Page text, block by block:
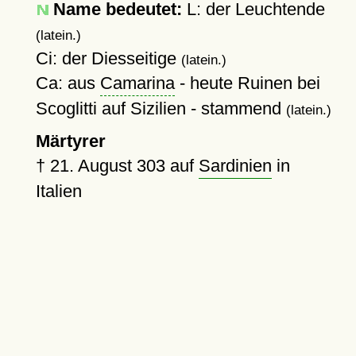
Name bedeutet: L: der Leuchtende
(latein.)
Ci: der Diesseitige (latein.)
Ca: aus Camarina- heute Ruinen bei
Scoglitti auf Sizilien - stammend (latein.)
Märtyrer
† 21. August 303auf Sardinien in
Italien